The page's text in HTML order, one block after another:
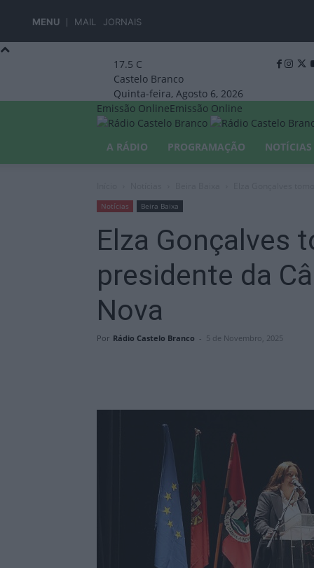
MENU MAIL JORNAIS
17.5 C
Castelo Branco
Quinta-feira, Agosto 6, 2026
Emissão OnlineEmissão Online
A RÁDIO
PROGRAMAÇÃO NOTÍCIAS
Notícias Beira Baixa
Elza Gonçalves
presidente da
Nova
Por Rádio Castelo Branco - 5 de Novembro, 2025